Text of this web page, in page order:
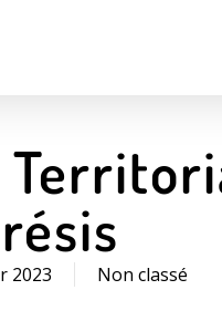
2023 Non classé